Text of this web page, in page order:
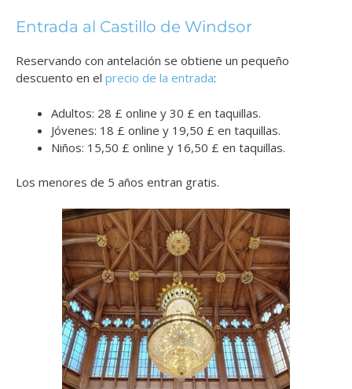
Entrada al Castillo de Windsor
Reservando con antelación se obtiene un pequeño
descuento en el precio de la entrada:
Adultos: 28 £ online y 30 £ en taquillas.
Jóvenes: 18 £ online y 19,50 £ en taquillas.
Niños: 15,50 £ online y 16,50 £ en taquillas.
Los menores de 5 años entran gratis.